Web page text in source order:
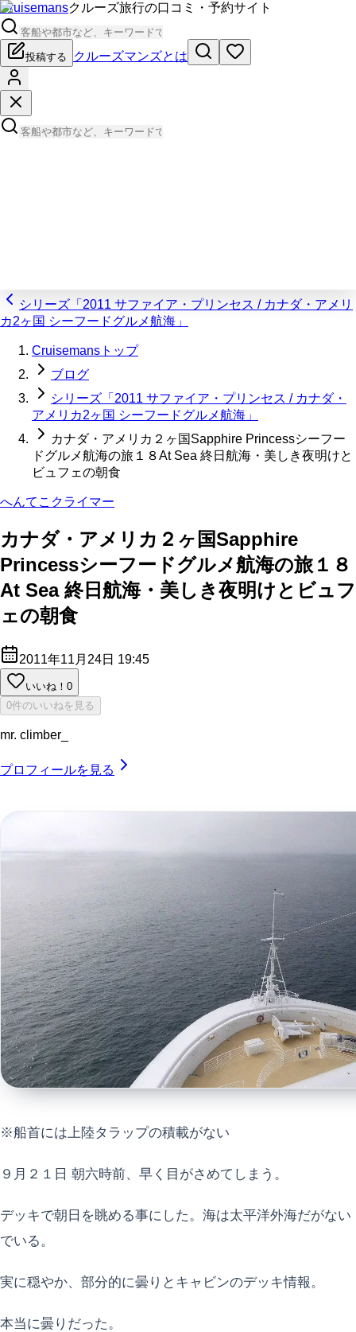
Cruisemansクルーズ旅行の口コミ・予約サイト
投稿する クルーズマンズとは
シリーズ「2011 サファイア・プリンセス / カナダ・アメリ
カ2ヶ国 シーフードグルメ航海」
Cruisemansトップ
ブログ
シリーズ「2011 サファイア・プリンセス / カナダ・
アメリカ2ヶ国 シーフードグルメ航海」
カナダ・アメリカ２ヶ国Sapphire Princessシーフー
ドグルメ航海の旅１８At Sea 終日航海・美しき夜明けと
ビュフェの朝食
へんてこクライマー
カナダ・アメリカ２ヶ国Sapphire
Princessシーフードグルメ航海の旅１８
At Sea 終日航海・美しき夜明けとビュフ
ェの朝食
2011年11月24日 19:45
いいね！ 0
0件のいいねを見る
mr. climber_
プロフィールを見る
※船首には上陸タラップの積載がない
９月２１日 朝六時前、早く目がさめてしまう。
デッキで朝日を眺める事にした。海は太平洋外海だがない
でいる。
実に穏やか、部分的に曇りとキャビンのデッキ情報。
本当に曇りだった。